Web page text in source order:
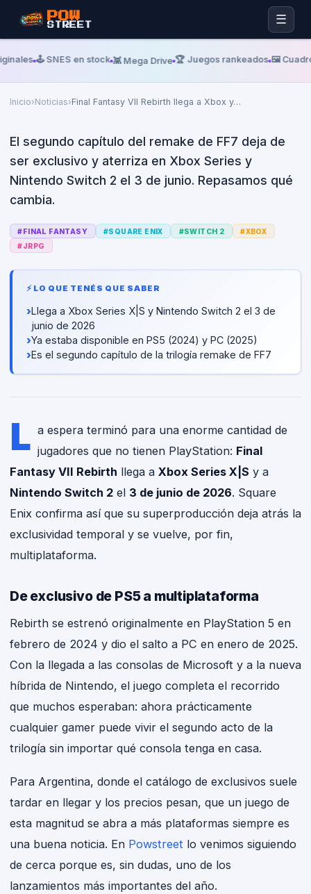
POW
STREET ☰
🕹️ SNES en stock 👾 Mega Drive 🏆 Juegos rankeados 🖼️
Inicio›Noticias›Final Fantasy VII Rebirth llega a Xbox y…
Final Fantasy VII Rebirth llega a
Xbox y Switch 2
El segundo capítulo del remake de FF7 deja de
ser exclusivo y aterriza en Xbox Series y
Nintendo Switch 2 el 3 de junio. Repasamos qué
cambia.
#FINAL FANTASY #SQUARE ENIX #SWITCH 2 #XBOX
#JRPG
⚡ LO QUE TENÉS QUE SABER
›Llega a Xbox Series X|S y Nintendo Switch 2 el 3 de
junio de 2026
›Ya estaba disponible en PS5 (2024) y PC (2025)
›Es el segundo capítulo de la trilogía remake de FF7
L a espera terminó para una enorme cantidad de
jugadores que no tienen PlayStation: Final
Fantasy VII Rebirth llega a Xbox Series X|S y a
Nintendo Switch 2 el 3 de junio de 2026. Square
Enix confirma así que su superproducción deja atrás la
exclusividad temporal y se vuelve, por fin,
multiplataforma.
De exclusivo de PS5 a multiplataforma
Rebirth se estrenó originalmente en PlayStation 5 en
febrero de 2024 y dio el salto a PC en enero de 2025.
Con la llegada a las consolas de Microsoft y a la nueva
híbrida de Nintendo, el juego completa el recorrido
que muchos esperaban: ahora prácticamente
cualquier gamer puede vivir el segundo acto de la
trilogía sin importar qué consola tenga en casa.
Para Argentina, donde el catálogo de exclusivos suele
tardar en llegar y los precios pesan, que un juego de
esta magnitud se abra a más plataformas siempre es
una buena noticia. En Powstreet lo venimos siguiendo
de cerca porque es, sin dudas, uno de los
lanzamientos más importantes del año.